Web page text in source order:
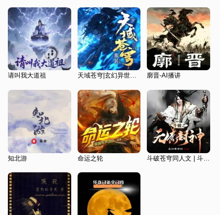
请叫我大道祖 天域苍穹|玄幻异世大陆|风凌天下著|雅居领衔演播|多人有声剧 廓晋-AI播讲
知北游 命运之轮 斗破苍穹同人文 | 斗破之元素封神 | 无脑爽文超级爽